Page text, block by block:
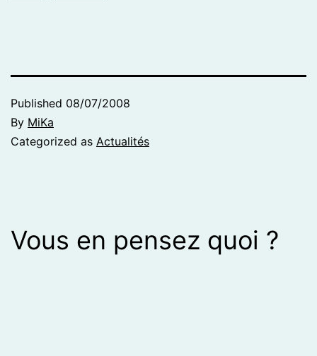
Published 08/07/2008
By MiKa
Categorized as Actualités
Vous en pensez quoi ?